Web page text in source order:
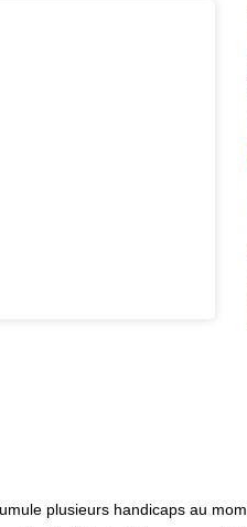
plusieurs handicaps au